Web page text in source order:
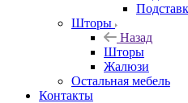
Шторы
Назад
Шторы
Жалюзи
Остальная мебель
Контакты